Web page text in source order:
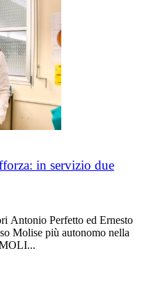
in servizio due
Antonio Perfetto ed Ernesto
Molise più autonomo nella